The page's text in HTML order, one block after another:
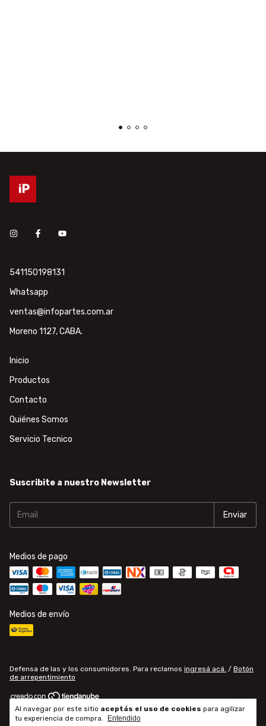
Al navegar por este sitio aceptás el uso de cookies para agilizar
tu experiencia de compra.
Entendido
541150198131
Whatsapp
ventas@infopartes.com.ar
Moreno 1127, CABA.
Inicio
Productos
Contacto
Quiénes Somos
Servicio Tecnico
Suscribite a nuestro Newsletter
Medios de pago
Medios de envío
Defensa de las y los consumidores. Para reclamos ingresá acá. / Botón
de arrepentimiento
Copyright infopartes - 2026. Todos los derechos reservados.